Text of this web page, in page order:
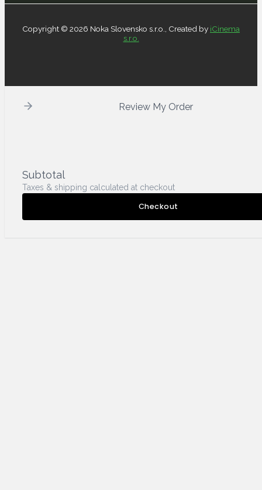
Copyright © 2026 Noka Slovensko s.r.o., Created by iCinema
s.r.o.
Review My Order
Subtotal
Taxes & shipping calculated at checkout
Checkout